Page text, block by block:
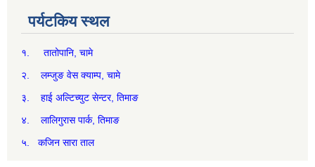
पर्यटकिय स्थल
१. तातोपानि, चामे
२. लम्जुङ वेस क्याम्प, चामे
३. हाई अल्टिच्युट सेन्टर, तिमाङ
४. लालिगुरास पार्क, तिमाङ
५. कजिन सारा ताल